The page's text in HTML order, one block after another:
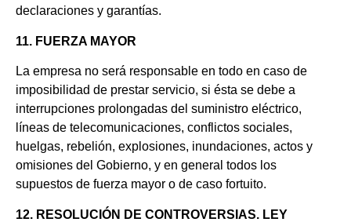
declaraciones y garantías.
11. FUERZA MAYOR
La empresa no será responsable en todo en caso de
imposibilidad de prestar servicio, si ésta se debe a
interrupciones prolongadas del suministro eléctrico,
líneas de telecomunicaciones, conflictos sociales,
huelgas, rebelión, explosiones, inundaciones, actos y
omisiones del Gobierno, y en general todos los
supuestos de fuerza mayor o de caso fortuito.
12. RESOLUCIÓN DE CONTROVERSIAS. LEY